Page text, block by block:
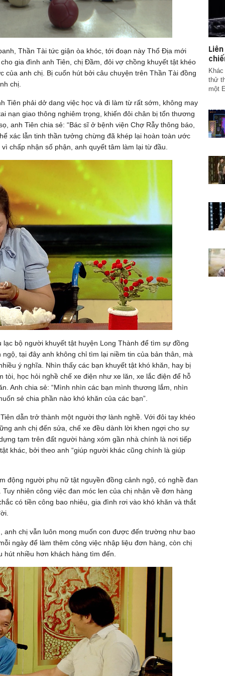
Thần Tài tức giận òa khóc, tới đoạn này Thổ Địa mới
gia đình anh Tiên, chị Đầm, đôi vợ chồng khuyết tật khéo
của anh chị. Bị cuốn hút bởi câu chuyện trên Thần Tài đồng
chị.
Tiên phải dở dang việc học và đi làm từ rất sớm, không may
nạn giao thông nghiêm trọng, khiến đôi chân bị tổn thương
anh Tiên chia sẻ: “Bác sĩ ở bệnh viện Chợ Rẫy thông báo,
xác lẫn tinh thần tưởng chừng đã khép lại hoàn toàn ước
chấp nhận số phận, anh quyết tâm làm lại từ đầu.
bộ người khuyết tật huyện Long Thành để tìm sự đồng
tại đây anh không chỉ tìm lại niềm tin của bản thân, mà
ý nghĩa. Nhìn thấy các bạn khuyết tật khó khăn, hay bị
học hỏi nghề chế xe điện như xe lăn, xe lắc điện để hỗ
Anh chia sẻ: “Mình nhìn các bạn mình thương lắm, nhìn
sẻ chia phần nào khó khăn của các bạn”.
dẫn trở thành một người thợ lành nghề. Với đôi tay khéo
anh chị đến sửa, chế xe đều dành lời khen ngợi cho sự
tạm trên đất người hàng xóm gần nhà chính là nơi tiếp
khác, bởi theo anh “giúp người khác cũng chính là giúp
động người phụ nữ tật nguyền đồng cảnh ngộ, có nghề đan
nhiên công việc đan móc len của chị nhận về đơn hàng
có tiền công bao nhiêu, gia đình rơi vào khó khăn và thắt
anh chị vẫn luôn mong muốn con được đến trường như bao
ngày để làm thêm công việc nhập liệu đơn hàng, còn chị
hút nhiều hơn khách hàng tìm đến.
thử
một